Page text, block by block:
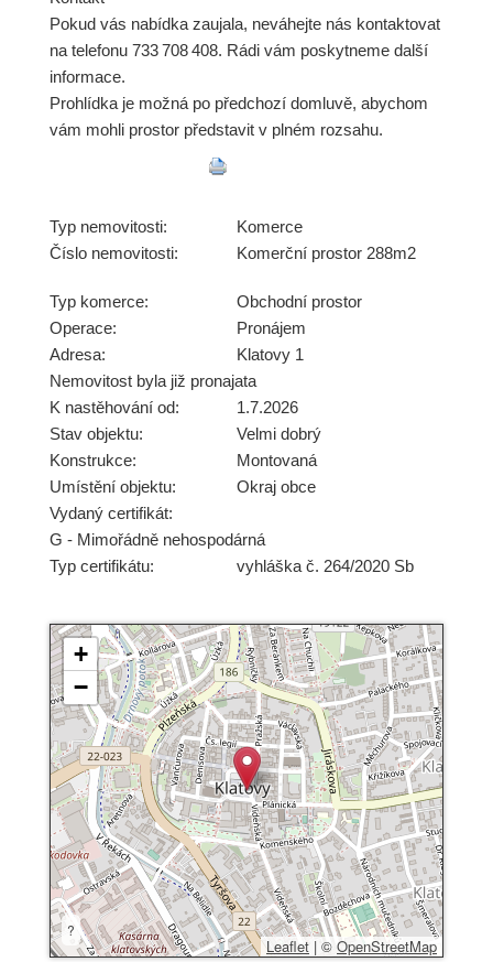
Pokud vás nabídka zaujala, neváhejte nás kontaktovat
na telefonu 733 708 408. Rádi vám poskytneme další
informace.
Prohlídka je možná po předchozí domluvě, abychom
vám mohli prostor představit v plném rozsahu.
Typ nemovitosti:
Komerce
Číslo nemovitosti:
Komerční prostor 288m2
Typ komerce:
Obchodní prostor
Operace:
Pronájem
Adresa:
Klatovy 1
Nemovitost byla již pronajata
K nastěhování od:
1.7.2026
Stav objektu:
Velmi dobrý
Konstrukce:
Montovaná
Umístění objektu:
Okraj obce
Vydaný certifikát:
G - Mimořádně nehospodárná
Typ certifikátu:
vyhláška č. 264/2020 Sb
+
−
?
Leaflet | © OpenStreetMap